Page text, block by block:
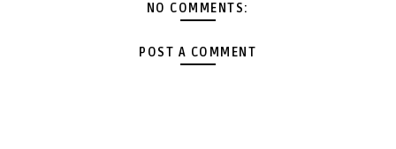
NO COMMENTS:
POST A COMMENT